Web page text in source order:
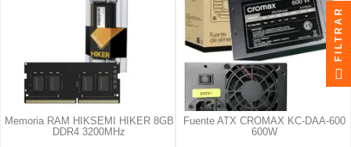
Memoria RAM HIKSEMI HIKER 8GB
DDR4 3200MHz
Fuente ATX CROMAX KC-DAA-600
600W
FILTRAR